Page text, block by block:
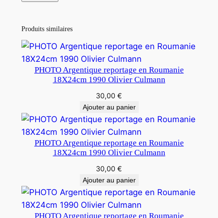
Produits similaires
PHOTO Argentique reportage en Roumanie
18X24cm 1990 Olivier Culmann
30,00 €
Ajouter au panier
PHOTO Argentique reportage en Roumanie
18X24cm 1990 Olivier Culmann
30,00 €
Ajouter au panier
PHOTO Argentique reportage en Roumanie